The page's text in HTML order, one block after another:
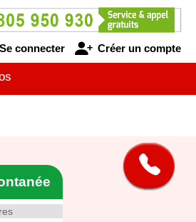
Se connecter Créer un compte